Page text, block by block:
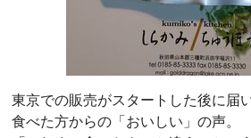
東京での販売がスタートした後に届
食べた方からの「おいしい」の声。